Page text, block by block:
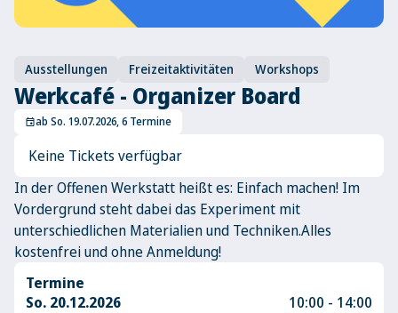
Ausstellungen Freizeitaktivitäten Workshops
Werkcafé - Organizer Board
eventab So. 19.07.2026, 6 Termine
Keine Tickets verfügbar
In der Offenen Werkstatt heißt es: Einfach machen! Im
Vordergrund steht dabei das Experiment mit
unterschiedlichen Materialien und Techniken.Alles
kostenfrei und ohne Anmeldung!
Termine
So. 20.12.2026
10:00 - 14:00